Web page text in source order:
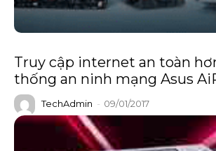
Truy cập internet an toàn
thống an ninh mạng Asus
TechAdmin - 09/01/2017